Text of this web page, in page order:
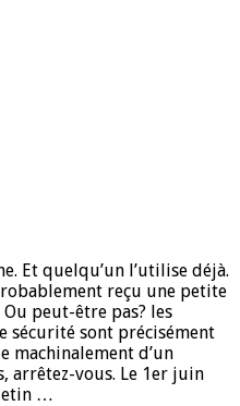
Et quelqu’un l’utilise déjà.
reçu une petite
peut-être pas? les
sécurité sont précisément
machinalement d’un
arrêtez-vous. Le 1er juin
…